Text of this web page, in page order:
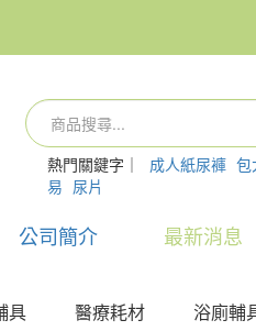
熱門關鍵字｜ 成人紙尿褲 包
易 尿片
公司簡介 最新消息
具 醫療耗材 浴廁輔